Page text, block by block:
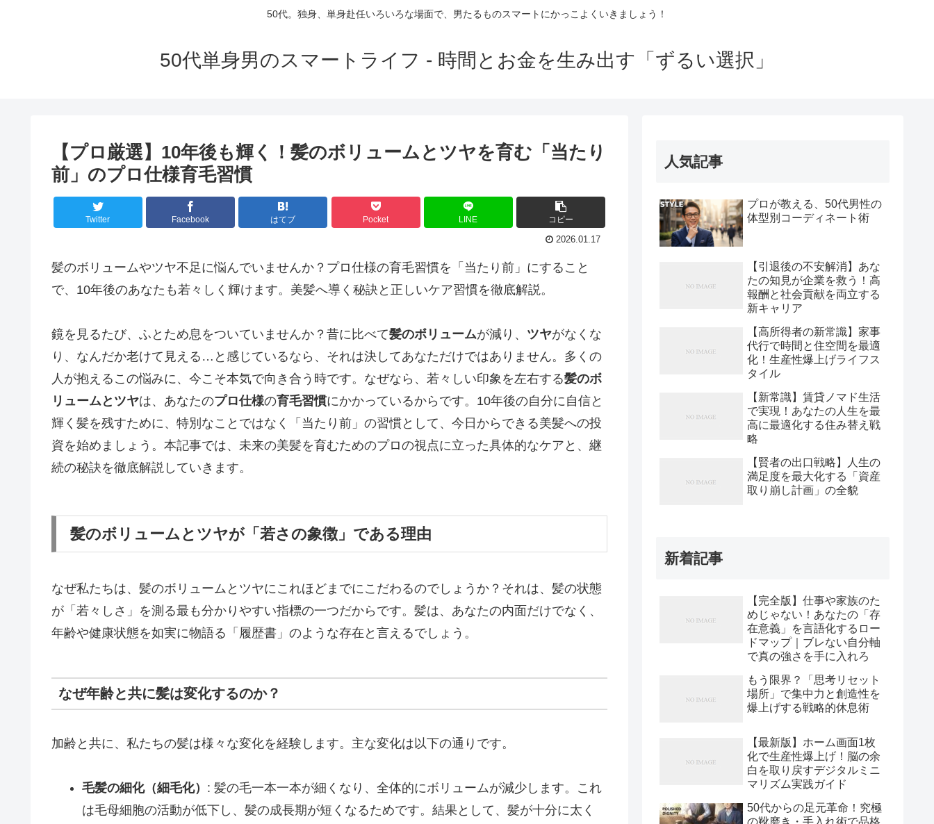
50代。独身、単身赴任いろいろな場面で、男たるものスマートにかっこよくいきましょう！
50代単身男のスマートライフ - 時間とお金を生み出す「ずるい選択」
【プロ厳選】10年後も輝く！髪のボリュームとツヤを育む「当たり
前」のプロ仕様育毛習慣
Twitter Facebook はてブ Pocket LINE コピー
2026.01.17
髪のボリュームやツヤ不足に悩んでいませんか？プロ仕様の育毛習慣を「当たり前」にすること
で、10年後のあなたも若々しく輝けます。美髪へ導く秘訣と正しいケア習慣を徹底解説。
鏡を見るたび、ふとため息をついていませんか？昔に比べて髪のボリュームが減り、 ツヤがなくな
り、なんだか老けて見える…と感じているなら、それは決してあなただけではありません。多くの
人が抱えるこの悩みに、今こそ本気で向き合う時です。なぜなら、若々しい印象を左右する髪のボ
リュームとツヤは、あなたのプロ仕様の育毛習慣にかかっているからです。10年後の自分に自信と
輝く髪を残すために、特別なことではなく「当たり前」の習慣として、今日からできる美髪への投
資を始めましょう。本記事では、未来の美髪を育むためのプロの視点に立った具体的なケアと、継
続の秘訣を徹底解説していきます。
髪のボリュームとツヤが「若さの象徴」である理由
なぜ私たちは、髪のボリュームとツヤにこれほどまでにこだわるのでしょうか？それは、髪の状態
が「若々しさ」を測る最も分かりやすい指標の一つだからです。髪は、あなたの内面だけでなく、
年齢や健康状態を如実に物語る「履歴書」のような存在と言えるでしょう。
なぜ年齢と共に髪は変化するのか？
加齢と共に、私たちの髪は様々な変化を経験します。主な変化は以下の通りです。
毛髪の細化（細毛化） : 髪の毛一本一本が細くなり、全体的にボリュームが減少します。これ
は毛母細胞の活動が低下し、髪の成長期が短くなるためです。結果として、髪が十分に太く
人気記事
プロが教える、50代男性の
体型別コーディネート術
【引退後の不安解消】あな
たの知見が企業を救う！高
報酬と社会貢献を両立する
新キャリア
【高所得者の新常識】家事
代行で時間と住空間を最適
化！生産性爆上げライフス
タイル
【新常識】賃貸ノマド生活
で実現！あなたの人生を最
高に最適化する住み替え戦
略
【賢者の出口戦略】人生の
満足度を最大化する「資産
取り崩し計画」の全貌
新着記事
【完全版】仕事や家族のた
めじゃない！あなたの「存
在意義」を言語化するロー
ドマップ｜ブレない自分軸
で真の強さを手に入れろ
もう限界？「思考リセット
場所」で集中力と創造性を
爆上げする戦略的休息術
【最新版】ホーム画面1枚
化で生産性爆上げ！脳の余
白を取り戻すデジタルミニ
マリズム実践ガイド
50代からの足元革命！究極